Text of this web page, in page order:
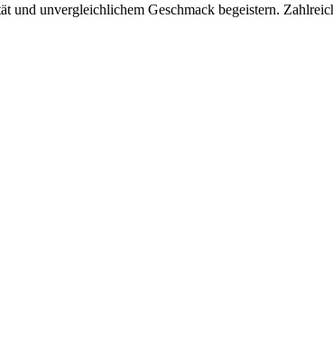
unvergleichlichem Geschmack begeistern.